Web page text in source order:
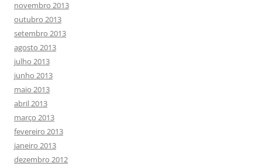
novembro 2013
outubro 2013
setembro 2013
agosto 2013
julho 2013
junho 2013
maio 2013
abril 2013
março 2013
fevereiro 2013
janeiro 2013
dezembro 2012